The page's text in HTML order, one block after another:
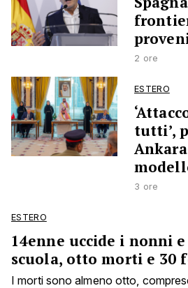
2 ore
ESTERO
tutti’,
3 ore
ESTERO
14enne uccide i nonni
scuola, otto morti e 30
I morti sono almeno otto,